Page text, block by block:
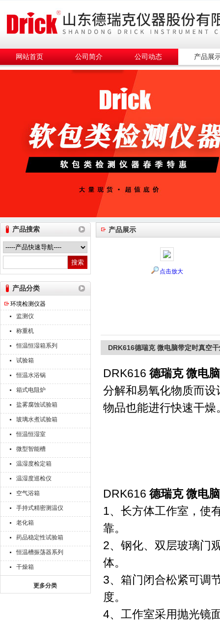
山东德瑞克仪器股份有限公司
网站首页 公司简介 公司动态 产品展
产品搜索
产品分类
环境检测仪器
监测仪
称重机
恒温恒湿箱系列
试验箱
恒温水浴锅
箱式电阻炉
盐雾腐蚀试验箱
玻璃水煮试验箱
恒温恒湿室
微型智能槽
温湿度检定箱
温湿度巡检仪
空气浴箱
手持式精密测温仪
老化箱
药品稳定性试验箱
恒温槽振荡器系列
干燥箱
更多分类
产品展示
点击放大
DRK616德瑞克 微电脑带定时真空
DRK616 德瑞克 微电
分解和易氧化物质而
物品也能进行快速干燥
DRK616 德瑞克 微电
1、长方体工作室，使
靠。
2、钢化、双层玻璃门
体。
3、箱门闭合松紧可调
度。
4、工作室采用抛光镜